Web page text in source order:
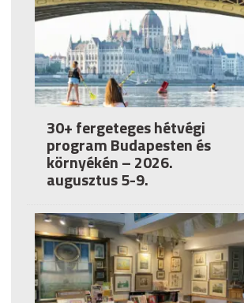
30+ fergeteges hétvégi
program Budapesten és
környékén – 2026.
augusztus 5-9.